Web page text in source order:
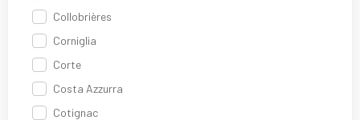
Collobrières
Corniglia
Corte
Costa Azzurra
Cotignac